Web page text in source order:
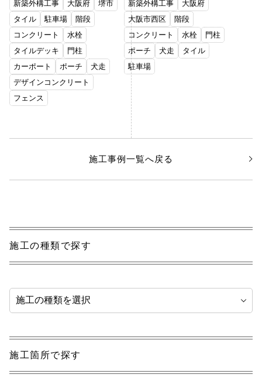
新築外構工事 大阪府
堺市
タイル
駐車場
階段
コンクリート
水栓
タイルデッキ
門柱
カーポート
ポーチ
犬走
デザインコンクリート
フェンス
新築外構工事
大阪府
大阪市西区
階段
コンクリート
水栓
門柱
ポーチ
犬走
タイル
駐車場
施工事例一覧へ戻る
施工の種類で探す
施工箇所で探す